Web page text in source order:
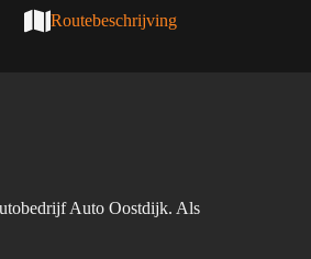
Routebeschrijving
Auto Oostdijk. Als